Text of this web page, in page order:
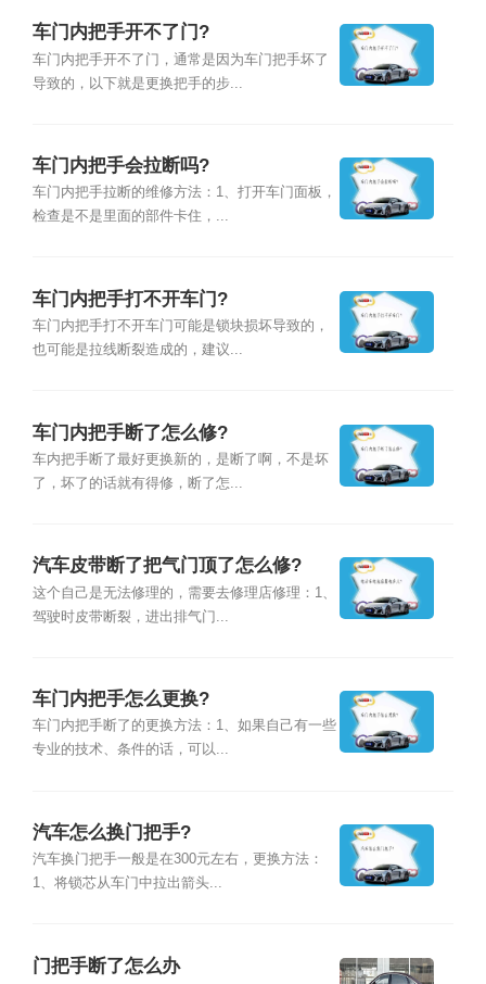
车门内把手开不了门?
车门内把手开不了门，通常是因为车门把手坏了
导致的，以下就是更换把手的步...
车门内把手会拉断吗?
车门内把手拉断的维修方法：1、打开车门面板，
检查是不是里面的部件卡住，...
车门内把手打不开车门?
车门内把手打不开车门可能是锁块损坏导致的，
也可能是拉线断裂造成的，建议...
车门内把手断了怎么修?
车内把手断了最好更换新的，是断了啊，不是坏
了，坏了的话就有得修，断了怎...
汽车皮带断了把气门顶了怎么修?
这个自己是无法修理的，需要去修理店修理：1、
驾驶时皮带断裂，进出排气门...
车门内把手怎么更换?
车门内把手断了的更换方法：1、如果自己有一些
专业的技术、条件的话，可以...
汽车怎么换门把手?
汽车换门把手一般是在300元左右，更换方法：
1、将锁芯从车门中拉出箭头...
门把手断了怎么办